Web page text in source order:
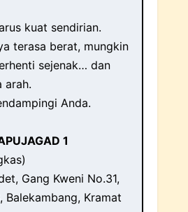
kuat sendirian.
terasa berat, mungkin
sejenak… dan
arah.
Anda.
1
Gang Kweni No.31,
Balekambang, Kramat